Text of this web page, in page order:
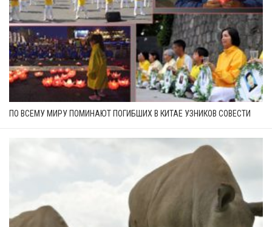
ПО ВСЕМУ МИРУ ПОМИНАЮТ ПОГИБШИХ В КИТАЕ УЗНИКОВ СОВЕСТИ